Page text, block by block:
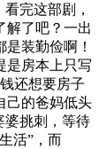
完这部剧，
解了吧？一出
装勤俭啊！
是房本上只写
还想要房子
己的爸妈低头
婆挑刺，等待
活”，而